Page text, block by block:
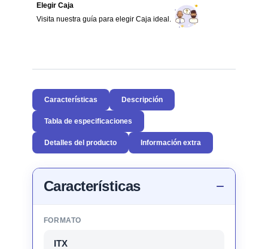
Elegir Caja
Visita nuestra guía para elegir Caja ideal.
Características Descripción
Tabla de especificaciones
Detalles del producto Información extra
Características
FORMATO
ITX